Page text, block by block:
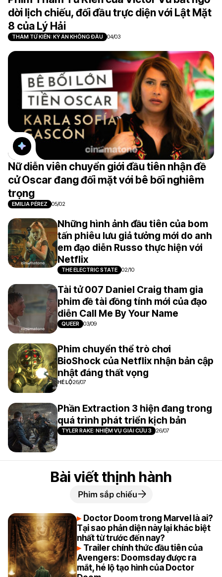
dời lịch chiếu, đối đầu trực diện với Lật Mặt
8 của Lý Hải
THÁM TỬ KIÊN: KỲ ÁN KHÔNG ĐẦU 04/03
Nữ diễn viên chuyển giới đầu tiên nhận đề
cử Oscar đang đối mặt với bê bối nghiêm
trọng
EMILIA PÉREZ 05/02
Những hình ảnh đầu tiên của bom
tấn phiêu lưu giả tưởng mới do anh
em đạo diễn Russo thực hiện với
Netflix
THE ELECTRIC STATE 02/10
Tài tử 007 Daniel Craig tham gia
phim đề tài đồng tính mới của đạo
diễn Call Me By Your Name
QUEER 03/09
Phim chuyển thể trò chơi
BioShock của Netflix nhận bản cập
nhật đáng thất vọng
HÉ LỘ26/07
Phần Extraction 3 hiện đang trong
quá trình phát triển kịch bản
TYLER RAKE: NHIỆM VỤ GIẢI CỨU 3 26/07
Bài viết thịnh hành
Phim sắp chiếu
Doctor Doom trong Marvel là ai?
Tại sao phản diện này lại khác biệt
nhất từ trước đến nay?
Trailer chính thức đầu tiên của
Avengers: Doomsday được ra
mắt, hé lộ tạo hình của Doctor